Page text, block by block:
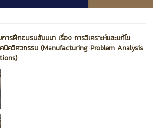
ารฝึกอบรมสัมมนา เรื่อง การวิเคราะห์และแก้ไข
นิควิศวกรรม (Manufacturing Problem Analysis